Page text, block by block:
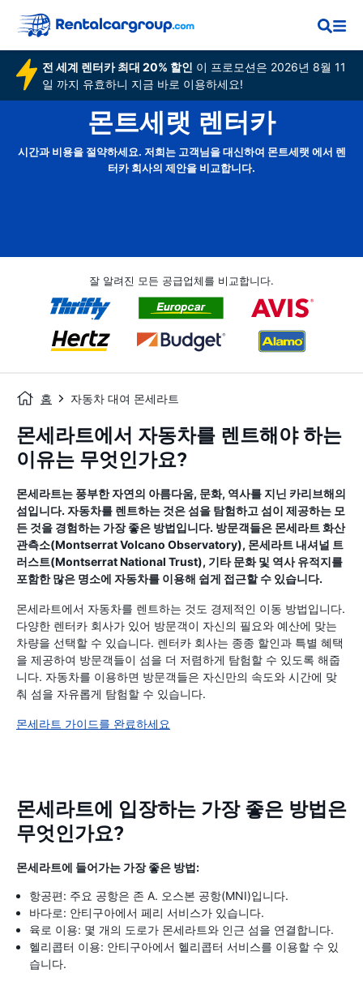
전 세계 렌터카 최대 20% 할인 이 프로모션은 2026년 8월 11
일 까지 유효하니 지금 바로 이용하세요!
몬트세랫 렌터카
시간과 비용을 절약하세요. 저희는 고객님을 대신하여 몬트세랫 에서 렌
터카 회사의 제안을 비교합니다.
잘 알려진 모든 공급업체를 비교합니다.
홈 자동차 대여 몬세라트
몬세라트에서 자동차를 렌트해야 하는
이유는 무엇인가요?
몬세라트는 풍부한 자연의 아름다움, 문화, 역사를 지닌 카리브해의
섬입니다. 자동차를 렌트하는 것은 섬을 탐험하고 섬이 제공하는 모
든 것을 경험하는 가장 좋은 방법입니다. 방문객들은 몬세라트 화산
관측소(Montserrat Volcano Observatory), 몬세라트 내셔널 트
러스트(Montserrat National Trust), 기타 문화 및 역사 유적지를
포함한 많은 명소에 자동차를 이용해 쉽게 접근할 수 있습니다.
몬세라트에서 자동차를 렌트하는 것도 경제적인 이동 방법입니다.
다양한 렌터카 회사가 있어 방문객이 자신의 필요와 예산에 맞는
차량을 선택할 수 있습니다. 렌터카 회사는 종종 할인과 특별 혜택
을 제공하여 방문객들이 섬을 더 저렴하게 탐험할 수 있도록 해줍
니다. 자동차를 이용하면 방문객들은 자신만의 속도와 시간에 맞
춰 섬을 자유롭게 탐험할 수 있습니다.
몬세라트 가이드를 완료하세요
몬세라트에 입장하는 가장 좋은 방법은
무엇인가요?
몬세라트에 들어가는 가장 좋은 방법:
항공편: 주요 공항은 존 A. 오스본 공항(MNI)입니다.
바다로: 안티구아에서 페리 서비스가 있습니다.
육로 이용: 몇 개의 도로가 몬세라트와 인근 섬을 연결합니다.
헬리콥터 이용: 안티구아에서 헬리콥터 서비스를 이용할 수 있
습니다.